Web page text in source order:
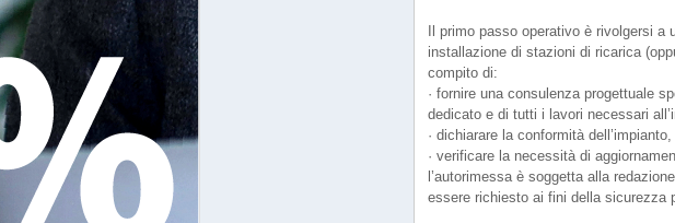
Il primo passo operativo è rivolgersi
installazione di stazioni di ricarica
compito di:
· fornire una consulenza progettuale
dedicato e di tutti i lavori necessari
· dichiarare la conformità
· verificare la necessità di
l’autorimessa è soggetta alla
essere richiesto ai fini della sicurezza